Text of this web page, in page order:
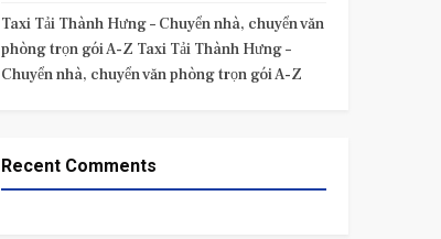
Taxi Tải Thành Hưng – Chuyển nhà, chuyển văn
phòng trọn gói A-Z Taxi Tải Thành Hưng –
Chuyển nhà, chuyển văn phòng trọn gói A-Z
Recent Comments